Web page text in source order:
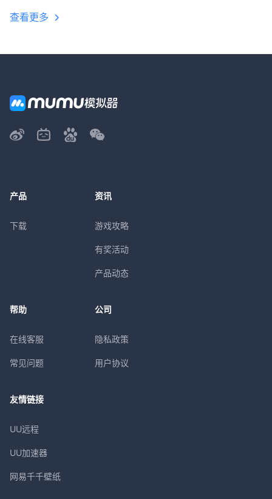
查看更多
产品
下载
资讯
游戏攻略
有奖活动
产品动态
帮助
在线客服
常见问题
公司
隐私政策
用户协议
友情链接
UU远程
UU加速器
网易千千壁纸